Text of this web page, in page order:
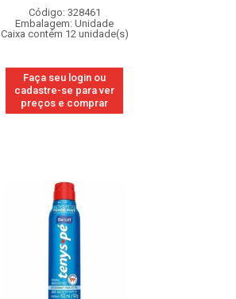
Código: 328461
Embalagem: Unidade
Caixa contém 12 unidade(s)
Faça seu login ou
cadastre-se para ver
preços e comprar